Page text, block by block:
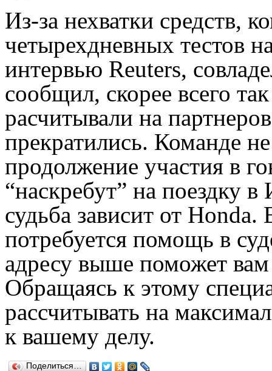
Из-за нехватки средств,
четырехдневных тестов
интервью Reuters,
сообщил, скорее всего
расчитывали на
прекратились. Команде
продолжение участия в
“наскребут” на поездку
судьба зависит от
потребуется помощь в
адресу выше поможет вам
Обращаясь к этому
рассчитывать на
к вашему делу.
Поделиться…